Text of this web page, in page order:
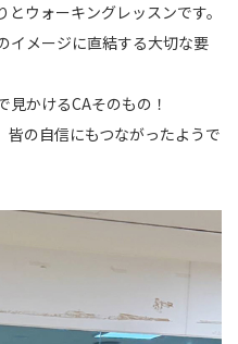
ウォーキングレッスンです。
イメージに直結する大切な要
かけるCAそのもの！
皆の自信にもつながったようで